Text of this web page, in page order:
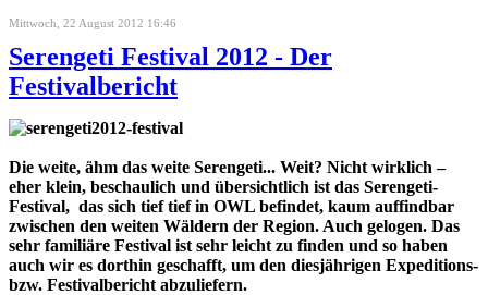
Mittwoch, 22 August 2012 16:46
Serengeti Festival 2012 - Der
Festivalbericht
Die weite, ähm das weite Serengeti... Weit? Nicht wirklich –
eher klein, beschaulich und übersichtlich ist das Serengeti-
Festival, das sich tief tief in OWL befindet, kaum auffindbar
zwischen den weiten Wäldern der Region. Auch gelogen. Das
sehr familiäre Festival ist sehr leicht zu finden und so haben
auch wir es dorthin geschafft, um den diesjährigen Expeditions-
bzw. Festivalbericht abzuliefern.